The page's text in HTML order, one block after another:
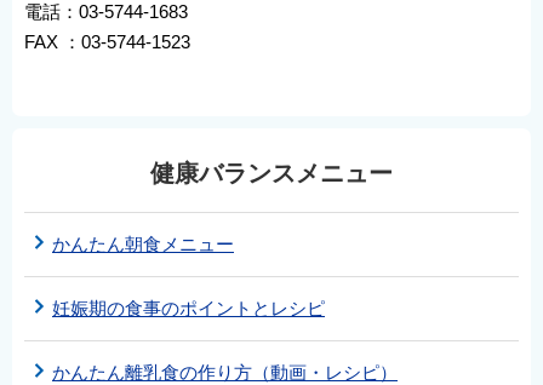
電話：03-5744-1683
FAX ：03-5744-1523
健康バランスメニュー
かんたん朝食メニュー
妊娠期の食事のポイントとレシピ
かんたん離乳食の作り方（動画・レシピ）